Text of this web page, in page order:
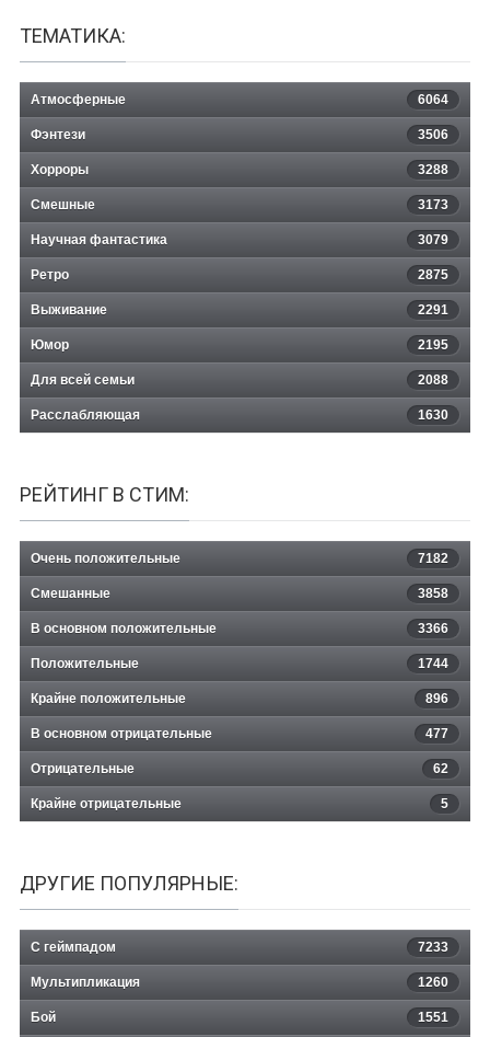
ТЕМАТИКА:
Атмосферные 6064
Фэнтези 3506
Хорроры 3288
Смешные 3173
Научная фантастика 3079
Ретро 2875
Выживание 2291
Юмор 2195
Для всей семьи 2088
Расслабляющая 1630
РЕЙТИНГ В СТИМ:
Очень положительные 7182
Смешанные 3858
В основном положительные 3366
Положительные 1744
Крайне положительные 896
В основном отрицательные 477
Отрицательные 62
Крайне отрицательные 5
ДРУГИЕ ПОПУЛЯРНЫЕ:
С геймпадом 7233
Мультипликация 1260
Бой 1551